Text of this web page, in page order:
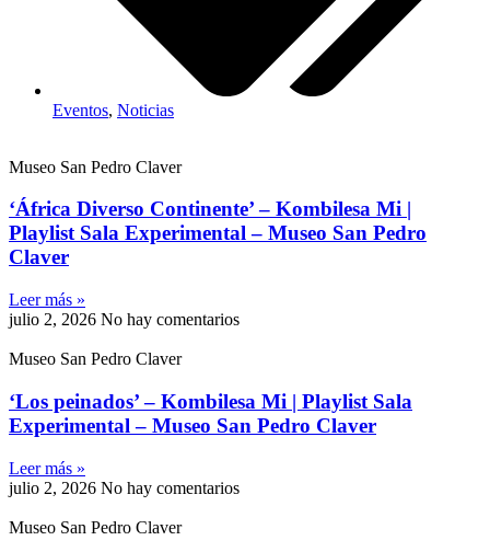
Eventos, Noticias
Museo San Pedro Claver
‘África Diverso Continente’ – Kombilesa Mi |
Playlist Sala Experimental – Museo San Pedro
Claver
Leer más »
julio 2, 2026 No hay comentarios
Museo San Pedro Claver
‘Los peinados’ – Kombilesa Mi | Playlist Sala
Experimental – Museo San Pedro Claver
Leer más »
julio 2, 2026 No hay comentarios
Museo San Pedro Claver